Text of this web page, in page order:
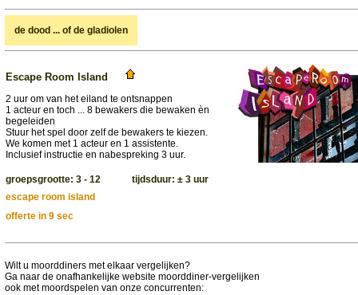
de dood ... of de gladiolen
Escape Room Island
2 uur om van het eiland te ontsnappen
1 acteur en toch ... 8 bewakers die bewaken èn
begeleiden
Stuur het spel door zelf de bewakers te kiezen.
We komen met 1 acteur en 1 assistente.
Inclusief instructie en nabespreking 3 uur.
groepsgrootte: 3 - 12 tijdsduur: ± 3 uur
escape room island
offerte in 9 sec
Wilt u moorddiners met elkaar vergelijken?
Ga naar de onafhankelijke website moorddiner-vergelijken
ook met moordspelen van onze concurrenten: